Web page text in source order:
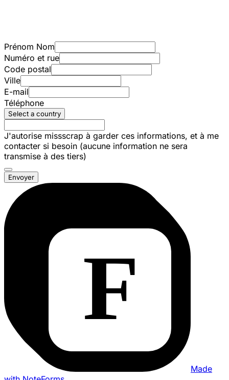
Prénom Nom
Numéro et rue
Code postal
Ville
E-mail
Téléphone
Select a country
J'autorise missscrap à garder ces informations, et à me
contacter si besoin (aucune information ne sera
transmise à des tiers)
Envoyer
Made